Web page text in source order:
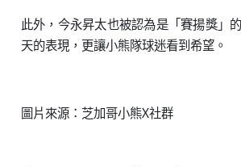
此外，今永昇太也被認為是「賽揚獎」
天的表現，更讓小熊隊球迷看到希望。
圖片來源：芝加哥小熊X社群